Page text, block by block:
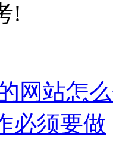
!
网站怎
必须要做